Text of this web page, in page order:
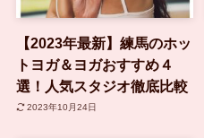
【2023年最新】練馬のホッ
トヨガ＆ヨガおすすめ４
選！人気スタジオ徹底比較
2023年10月24日